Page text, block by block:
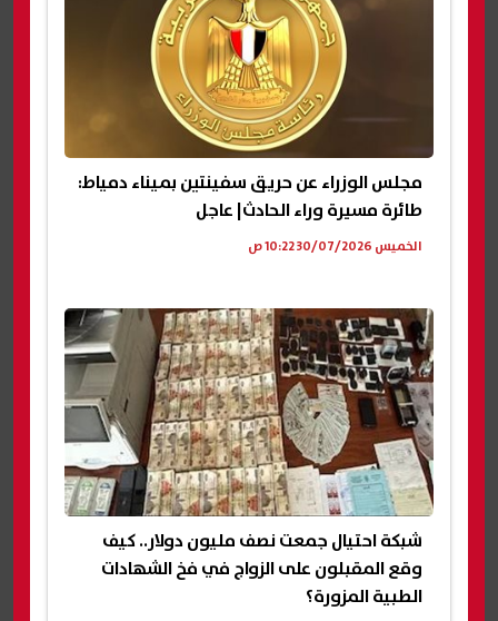
مجلس الوزراء عن حريق سفينتين بميناء دمياط:
طائرة مسيرة وراء الحادث| عاجل
الخميس 30/07/2026 10:22 ص
شبكة احتيال جمعت نصف مليون دولار.. كيف
وقع المقبلون على الزواج في فخ الشهادات
الطبية المزورة؟